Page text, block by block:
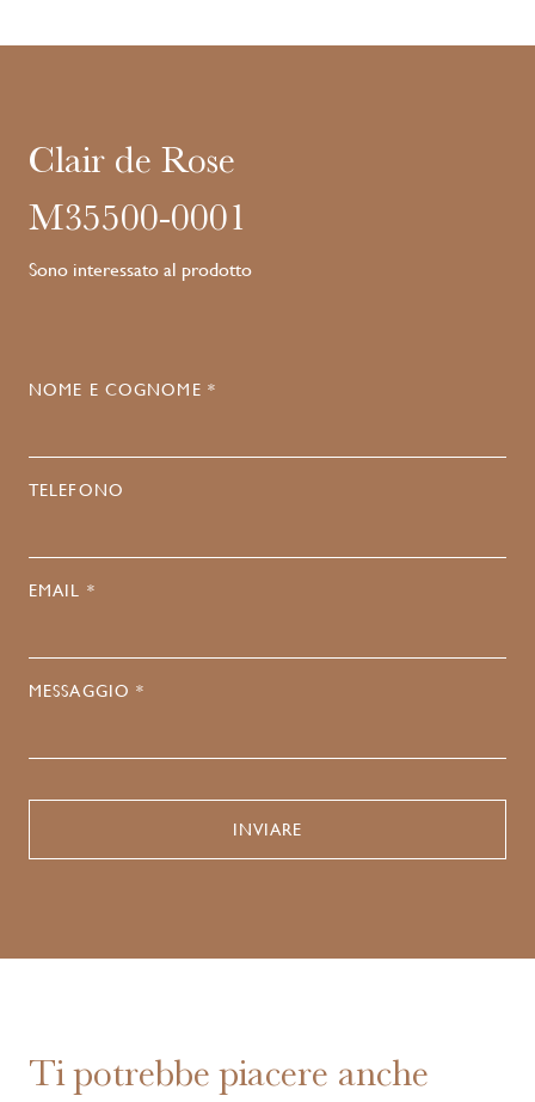
Clair de Rose
M35500-0001
Sono interessato al prodotto
NOME E COGNOME *
TELEFONO
EMAIL *
MESSAGGIO *
Ti potrebbe piacere anche